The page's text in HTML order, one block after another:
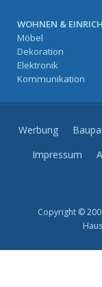
WOHNEN &
Möbel
Dekoration
Elektronik
Kommunikation
Werbung
Impressum
Copyright ©